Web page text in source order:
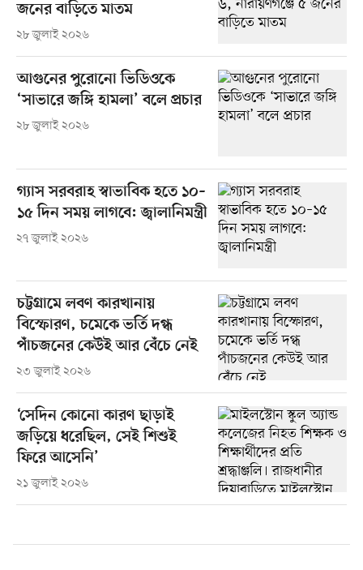
জনের বাড়িতে মাতম
২৮ জুলাই ২০২৬
আগুনের পুরোনো ভিডিওকে
‘সাভারে জঙ্গি হামলা’ বলে প্রচার
২৮ জুলাই ২০২৬
গ্যাস সরবরাহ স্বাভাবিক হতে ১০–
১৫ দিন সময় লাগবে: জ্বালানিমন্ত্রী
২৭ জুলাই ২০২৬
চট্টগ্রামে লবণ কারখানায়
বিস্ফোরণ, চমেকে ভর্তি দগ্ধ
পাঁচজনের কেউই আর বেঁচে নেই
২৩ জুলাই ২০২৬
‘সেদিন কোনো কারণ ছাড়াই
জড়িয়ে ধরেছিল, সেই শিশুই
ফিরে আসেনি’
২১ জুলাই ২০২৬